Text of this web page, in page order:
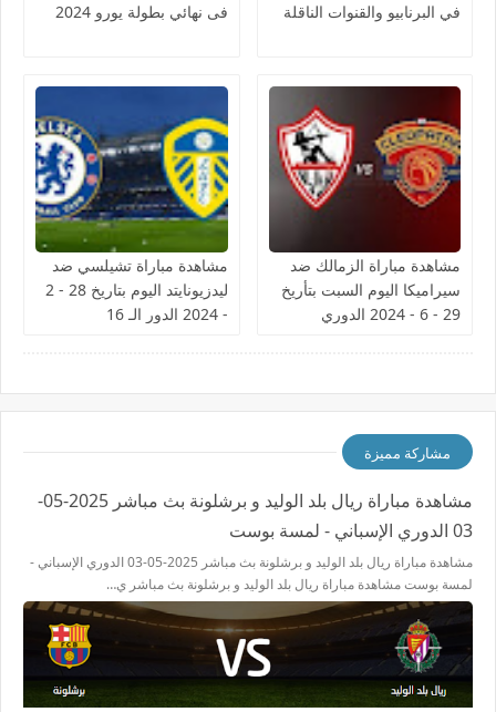
في البرنابيو والقنوات الناقلة
فى نهائي بطولة يورو 2024
مشاهدة مباراة الزمالك ضد
سيراميكا اليوم السبت بتأريخ
29 - 6 - 2024 الدوري
مشاهدة مباراة تشيلسي ضد
ليدزيونايتد اليوم بتاريخ 28 - 2
- 2024 الدور الـ 16
مشاركة مميزة
مشاهدة مباراة ريال بلد الوليد و برشلونة بث مباشر 2025-05-
03 الدوري الإسباني - لمسة بوست
مشاهدة مباراة ريال بلد الوليد و برشلونة بث مباشر 2025-05-03 الدوري الإسباني -
لمسة بوست مشاهدة مباراة ريال بلد الوليد و برشلونة بث مباشر ي…